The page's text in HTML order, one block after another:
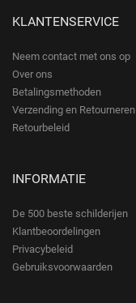
KLANTENSERVICE
Neem contact met ons op
Over ons
Betalingsmethoden
Verzending en Retourneren
Retourbeleid
INFORMATIE
De 500 beste schilderijen
Klantbeoordelingen
Privacybeleid
Gebruiksvoorwaarden